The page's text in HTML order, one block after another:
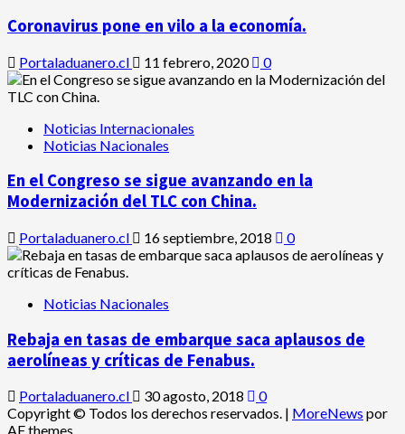
Coronavirus pone en vilo a la economía.
Portaladuanero.cl 11 febrero, 2020 0
Noticias Internacionales
Noticias Nacionales
En el Congreso se sigue avanzando en la
Modernización del TLC con China.
Portaladuanero.cl 16 septiembre, 2018 0
Noticias Nacionales
Rebaja en tasas de embarque saca aplausos de
aerolíneas y críticas de Fenabus.
Portaladuanero.cl 30 agosto, 2018
0
Copyright © Todos los derechos reservados. | MoreNews por
AF themes.